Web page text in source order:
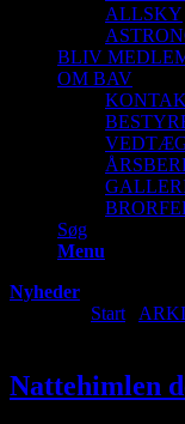
ALLSKY
BLIV
OM BAV
Søg
Menu
Nyheder
Start
Nattehimlen